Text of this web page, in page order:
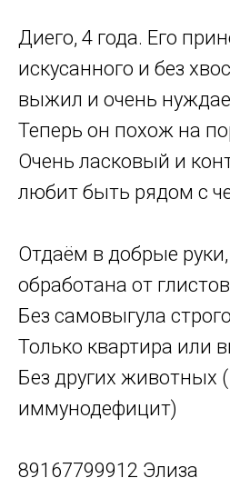
Диего, 4 года. Его
искусанного и без
выжил и очень
Теперь он похож на
Очень ласковый и
любит быть рядом с
Отдаём в добрые
обработана от
Без самовыгула строго
Только квартира или
Без других животных (
иммунодефицит)
89167799912 Элиза